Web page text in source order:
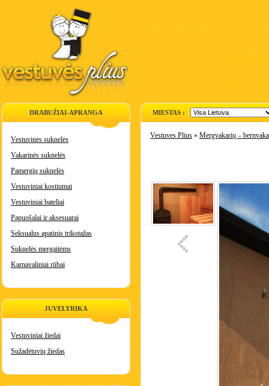
DRABUŽIAI-APRANGA
Vestuvinės suknelės
Vakarinės suknelės
Pamergių suknelės
Vestuviniai kostiumai
Vestuviniai bateliai
Papuošalai ir aksesuarai
Seksualus apatinis trikotažas
Suknelės mergaitėms
Karnavaliniai rūbai
JUVELYRIKA
Vestuviniai žiedai
Sužadėtuvių žiedas
MIESTAS :
Vestuves Plius » Mergvakarių –